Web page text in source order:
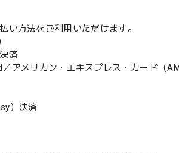
い方法をご利用いただけます。
済
メリカン・エキスプレス・カード（
）決済